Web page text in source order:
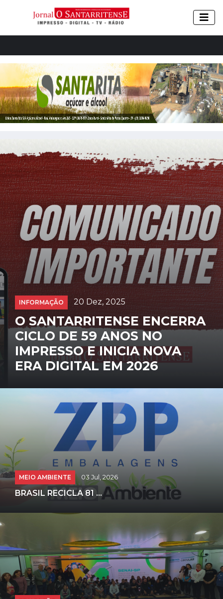
INFORMAÇÃO 20 Dez, 2025
O SANTARRITENSE ENCERRA
CICLO DE 59 ANOS NO
IMPRESSO E INICIA NOVA
ERA DIGITAL EM 2026
MEIO AMBIENTE 03 Jul, 2026
BRASIL RECICLA 81 ...